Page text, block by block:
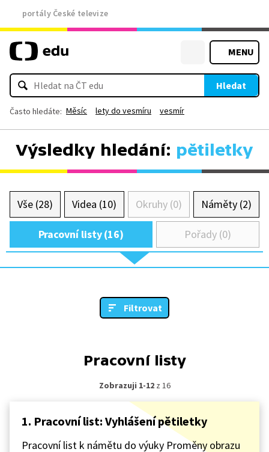
portály České televize
MENU
Hledat
Často hledáte: Měsíc lety do vesmíru vesmír
Výsledky hledání: pětiletky
Vše (28) Videa (10) Okruhy (0) Náměty (2)
Pracovní listy (16) Pořady (0)
Filtrovat
Pracovní listy
Zobrazuji 1-12z 16
1. Pracovní list: Vyhlášení pětiletky
Pracovní list k námětu do výuky Proměny obrazu